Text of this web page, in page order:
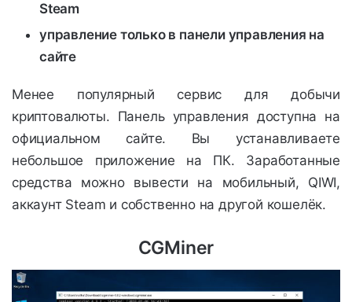
Steam
управление только в панели управления на
сайте
Менее популярный сервис для добычи
криптовалюты. Панель управления доступна на
официальном сайте. Вы устанавливаете
небольшое приложение на ПК. Заработанные
средства можно вывести на мобильный, QIWI,
аккаунт Steam и собственно на другой кошелёк.
CGMiner